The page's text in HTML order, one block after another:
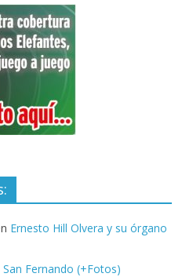
Ernesto Hill Olvera y su órgano
Fernando (+Fotos)